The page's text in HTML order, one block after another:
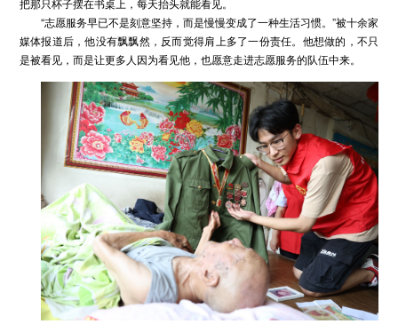
把那只杯子摆在书桌上，每天抬头就能看见。
“志愿服务早已不是刻意坚持，而是慢慢变成了一种生活习惯。”被十余家
媒体报道后，他没有飘飘然，反而觉得肩上多了一份责任。他想做的，不只
是被看见，而是让更多人因为看见他，也愿意走进志愿服务的队伍中来。